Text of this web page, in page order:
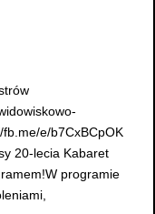
e/b7CxBCpOK
20-lecia Kabaret
programie